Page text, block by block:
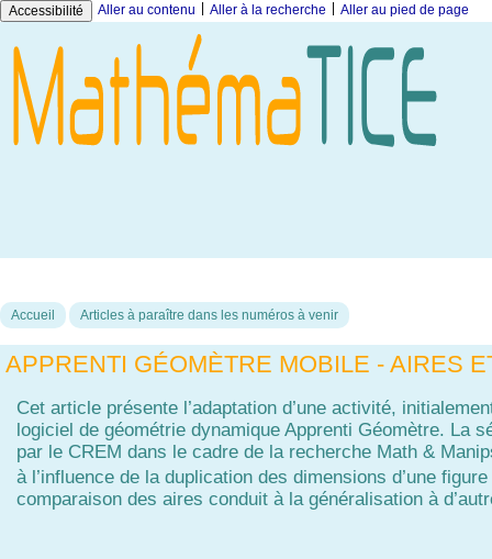
Accessibilité Aller au contenu Aller à la recherche Aller au pied de page
Accueil Articles à paraître dans les numéros à venir
APPRENTI GÉOMÈTRE MOBILE - AIRES
Cet article présente l’adaptation d’une activité,
logiciel de géométrie dynamique Apprenti Géomètre. La
par le CREM dans le cadre de la recherche Math &
à l’influence de la duplication des dimensions d’une
comparaison des aires conduit à la généralisation à